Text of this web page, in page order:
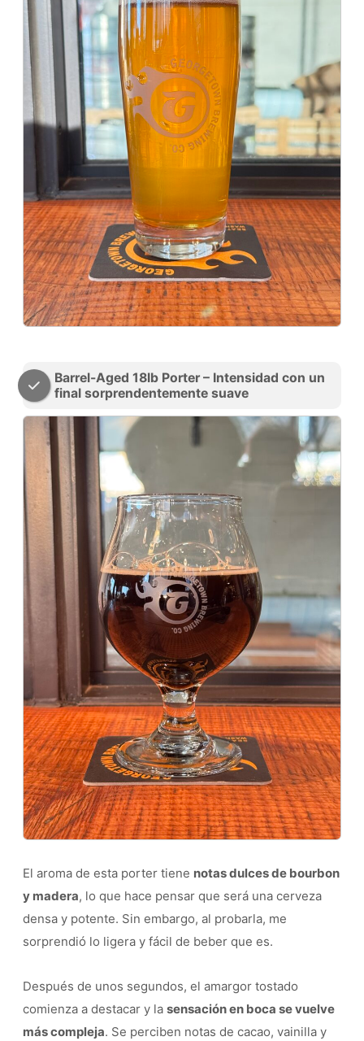
Barrel-Aged 18lb Porter – Intensidad con un
final sorprendentemente suave
El aroma de esta porter tiene notas dulces de bourbon
y madera, lo que hace pensar que será una cerveza
densa y potente. Sin embargo, al probarla, me
sorprendió lo ligera y fácil de beber que es.
Después de unos segundos, el amargor tostado
comienza a destacar y la sensación en boca se vuelve
más compleja. Se perciben notas de cacao, vainilla y